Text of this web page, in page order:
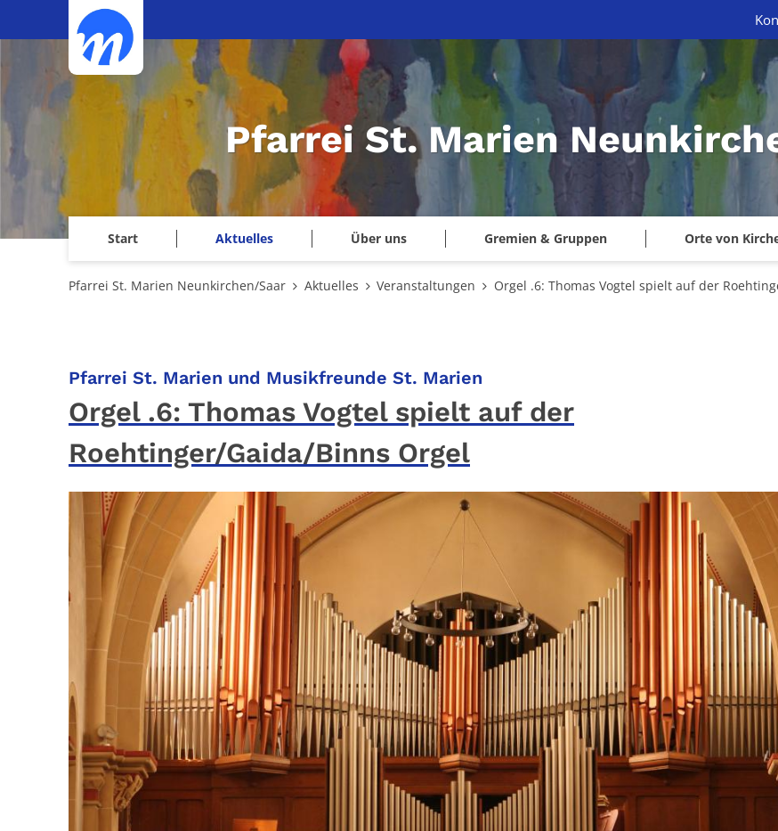
Zum Inhalt springen
Pfarrei St. Marien
Start Aktuelles Über uns Gremien & Gruppen Orte von
Pfarrei St. Marien Neunkirchen/Saar Aktuelles Veranstaltungen Orgel .6: Thomas Vogtel spielt auf der
Pfarrei St. Marien und Musikfreunde St. Marien
Orgel .6: Thomas Vogtel spielt auf der
Roehtinger/Gaida/Binns Orgel